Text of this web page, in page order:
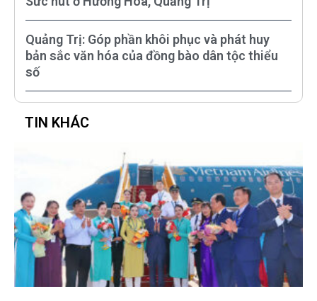
Quảng Trị: Góp phần khôi phục và phát huy
bản sắc văn hóa của đồng bào dân tộc thiểu
số
TIN KHÁC